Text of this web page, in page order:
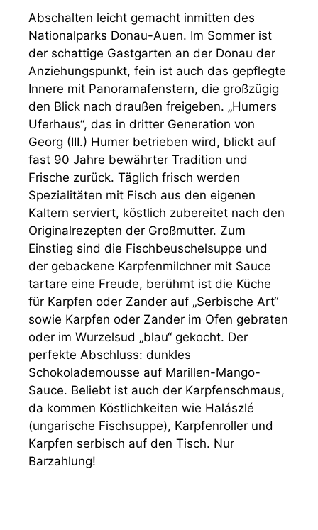
Abschalten leicht gemacht inmitten des
Nationalparks Donau-Auen. Im Sommer ist
der schattige Gastgarten an der Donau der
Anziehungspunkt, fein ist auch das gepflegte
Innere mit Panoramafenstern, die großzügig
den Blick nach draußen freigeben. „Humers
Uferhaus“, das in dritter Generation von
Georg (III.) Humer betrieben wird, blickt auf
fast 90 Jahre bewährter Tradition und
Frische zurück. Täglich frisch werden
Spezialitäten mit Fisch aus den eigenen
Kaltern serviert, köstlich zubereitet nach den
Originalrezepten der Großmutter. Zum
Einstieg sind die Fischbeuschelsuppe und
der gebackene Karpfenmilchner mit Sauce
tartare eine Freude, berühmt ist die Küche
für Karpfen oder Zander auf „Serbische Art“
sowie Karpfen oder Zander im Ofen gebraten
oder im Wurzelsud „blau“ gekocht. Der
perfekte Abschluss: dunkles
Schokolademousse auf Marillen-Mango-
Sauce. Beliebt ist auch der Karpfenschmaus,
da kommen Köstlichkeiten wie Halászlé
(ungarische Fischsuppe), Karpfenroller und
Karpfen serbisch auf den Tisch. Nur
Barzahlung!